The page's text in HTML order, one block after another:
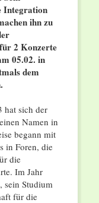
Integration
ihn zu
2 Konzerte
05.02. in
dem
hat sich der
Namen in
begann mit
in Foren, die
die
Im Jahr
sein Studium
für die